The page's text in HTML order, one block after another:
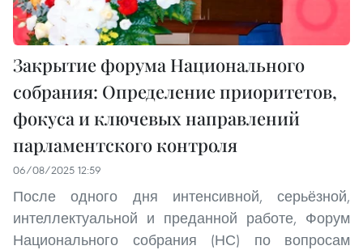
Закрытие форума Национального
собрания: Определение приоритетов,
фокуса и ключевых направлений
парламентского контроля
06/08/2025 12:59
После одного дня интенсивной, серьёзной,
интеллектуальной и преданной работе, Форум
Национального собрания (НС) по вопросам